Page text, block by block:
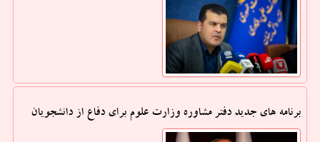
برنامه های جدید دفتر مشاوره وزارت علوم برای دفاع از دانشجویان